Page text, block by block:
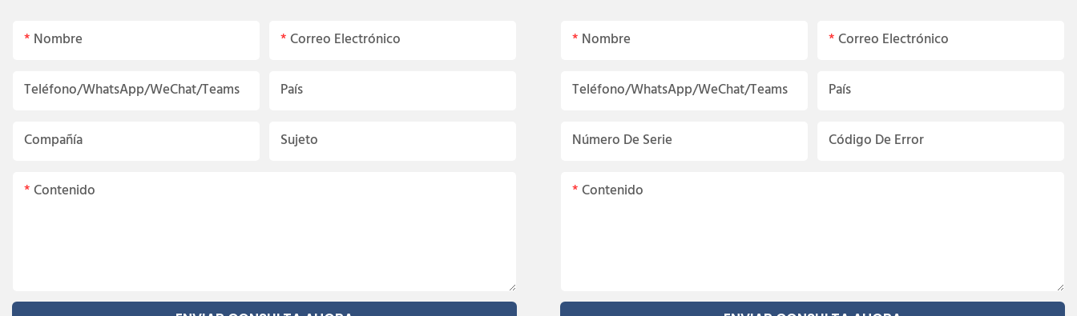
Nombre Correo Electrónico
Teléfono/WhatsApp/WeChat/Teams País
Compañía Sujeto
Contenido
Nombre Correo Electrónico
Teléfono/WhatsApp/WeChat/Teams País
Número De Serie Código De Error
Contenido